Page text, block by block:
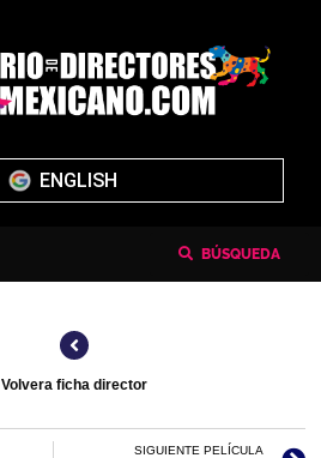
ENGLISH
BÚSQUEDA
Volvera ficha director
SIGUIENTE PELÍCULA